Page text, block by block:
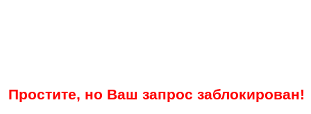
Простите, но Ваш запрос заблокирован!